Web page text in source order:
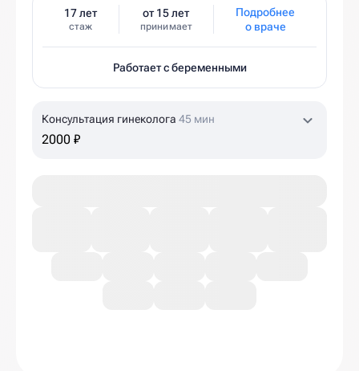
17 лет
стаж
от 15 лет
принимает
Подробнее
о враче
Работает с беременными
Консультация гинеколога 45 мин
2000 ₽